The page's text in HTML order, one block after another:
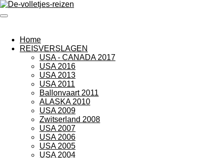
Ga
direct
hoofdinhoud
Home
REISVERSLAGEN
USA - CANADA 2017
USA 2016
USA 2013
USA 2011
Ballonvaart 2011
ALASKA 2010
USA 2009
Zwitserland 2008
USA 2007
USA 2006
USA 2005
USA 2004